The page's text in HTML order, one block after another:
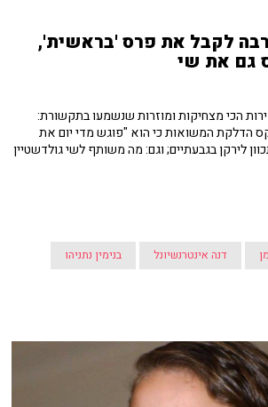
לקבל את פרס 'בראשית',
גם את שי
הכי מצחיקות ומוזרות שנשמעו בתקשורת:
הדלקת המשואות כי הוא "פוגש מדי יום את
לירקן בגבעתיים; וגם: מה משותף לשי גולדשטיין
דנה אינטרנשיונל
בנימין נתניהו